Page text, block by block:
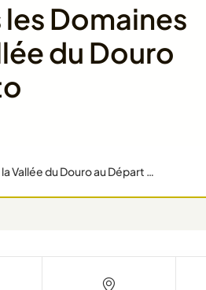
Domaines
du Douro
Circuit Privé dans les Domaines Viticoles de la Vallée du Douro au Départ de Porto